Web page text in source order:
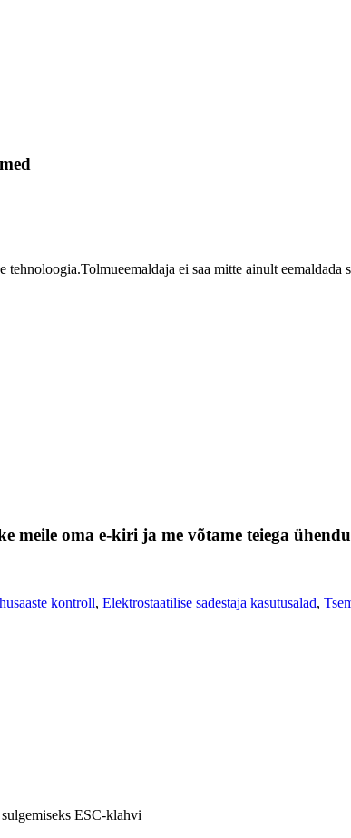
ei saa mitte ainult eemaldada
oma e-kiri ja me võtame teiega
kontroll, Elektrostaatilise sadestaja kasutusalad,
ESC-klahvi